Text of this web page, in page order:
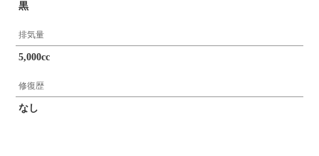
黒
排気量
5,000cc
修復歴
なし